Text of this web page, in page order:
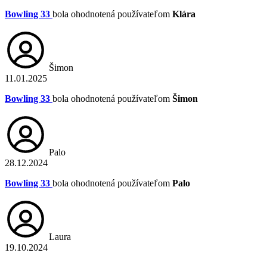
Bowling 33 bola ohodnotená používateľom Klára
Šimon
11.01.2025
Bowling 33 bola ohodnotená používateľom Šimon
Palo
28.12.2024
Bowling 33 bola ohodnotená používateľom Palo
Laura
19.10.2024